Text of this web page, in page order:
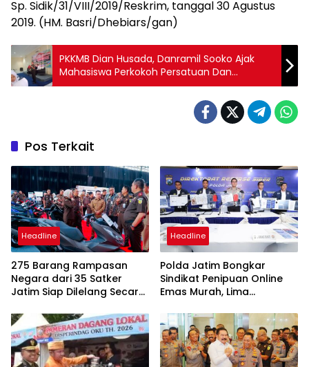
Sp. Sidik/31/VIII/2019/Reskrim, tanggal 30 Agustus
2019. (HM. Basri/Dhebiars/gan)
PKKMB Dian Husada, Danramil Sooko Ajak
Mahasiswa Perkokoh Persatuan Dan
Kesatuan
Pos Terkait
Headline
275 Barang Rampasan
Negara dari 35 Satker
Jatim Siap Dilelang Secara
Headline
Polda Jatim Bongkar
Sindikat Penipuan Online
Emas Murah, Lima
Warga Binaan Lapas
Diamankan